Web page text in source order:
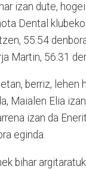
izan dute,
Dental
55:54
Martin, 56:31
berriz, lehen
Maialen Elia
izan da
eginda.
bihar